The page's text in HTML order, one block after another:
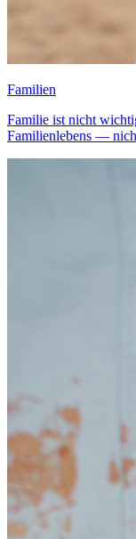
Familien
Familie ist nicht
Familienlebens —